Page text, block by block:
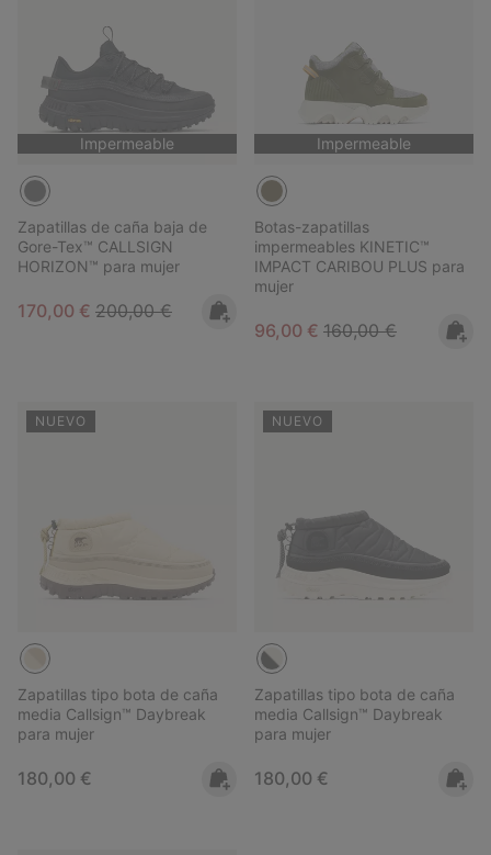
Impermeable
Zapatillas de caña baja de
Gore-Tex™ CALLSIGN
HORIZON™ para mujer
Sale price:
170,00 € Regular price:
200,00 €
Impermeable
Botas-zapatillas
impermeables KINETIC™
IMPACT CARIBOU PLUS para
mujer
Sale price:
96,00 € Regular price:
160,00 €
NUEVO
Zapatillas tipo bota de caña
media Callsign™ Daybreak
para mujer
Regular price:
180,00 €
NUEVO
Zapatillas tipo bota de caña
media Callsign™ Daybreak
para mujer
Regular price:
180,00 €